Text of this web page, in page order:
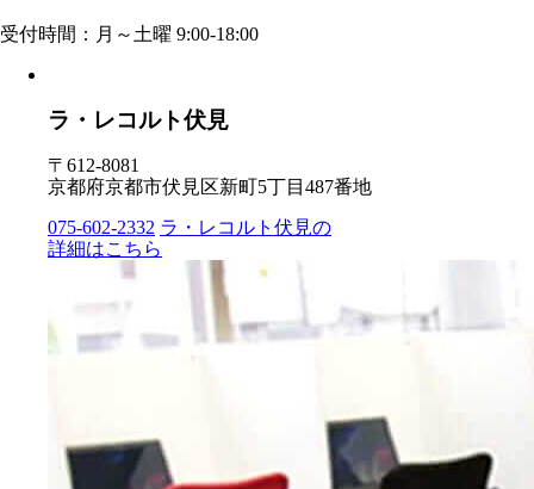
受付時間：月～土曜 9:00-18:00
ラ・レコルト伏見
〒612-8081
京都府京都市伏見区新町5丁目487番地
075-602-2332 ラ・レコルト伏見の
詳細はこちら